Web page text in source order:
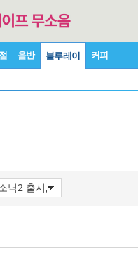
음반 블루레이 커피